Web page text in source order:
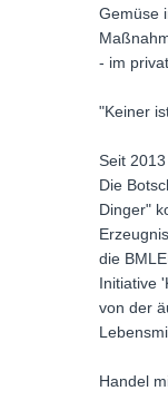
Gemüse
- im
"Keiner
Seit
Die
Dinger"
die
Initiative
von der
Handel